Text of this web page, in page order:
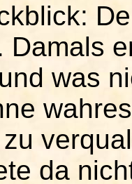
Damals
was
da